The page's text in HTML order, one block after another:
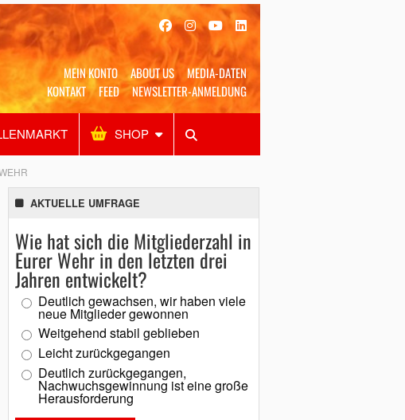
MEIN KONTO ABOUT US
MEDIA-DATEN
KONTAKT
FEED NEWSLETTER-ANMELDUNG
SHOP
Alles Shop SUCHEN
AKTUELLE UMFRAGE
Wie hat sich die Mitgliederzahl in
Eurer Wehr in den letzten drei
Jahren entwickelt?
Deutlich gewachsen, wir haben viele
neue Mitglieder gewonnen
Weitgehend stabil geblieben
Leicht zurückgegangen
Deutlich zurückgegangen,
Nachwuchsgewinnung ist eine große
Herausforderung